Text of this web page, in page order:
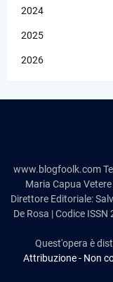
2024
2025
2026
www.blogfoolk.com
Maria Capua
Direttore Editoriale:
De Rosa | Codice
Quest'opera è
Attribuzione - Non